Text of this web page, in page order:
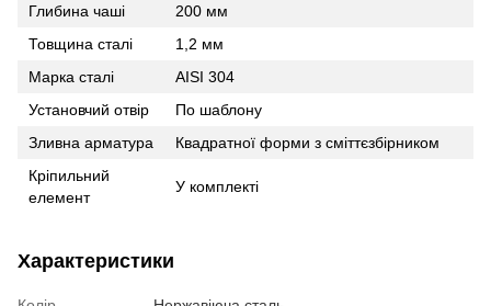
Глибина чаші
200 мм
Товщина сталі
1,2 мм
Марка сталі
AISI 304
Установчий отвір
По шаблону
Зливна арматура
Квадратної форми з сміттєзбірником
Кріпильний
елемент
У комплекті
Характеристики